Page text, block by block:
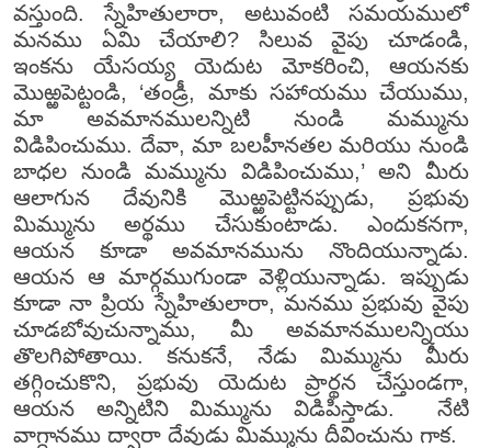
వస్తుంది. స్నేహితులారా, అటువంటి సమయములో
మనము ఏమి చేయాలి? సిలువ వైపు చూడండి,
ఇంకను యేసయ్య యెదుట మోకరించి, ఆయనకు
మొఱ్ఱపెట్టండి, ‘తండ్రీ, మాకు సహాయము చేయుము,
మా అవమానములన్నిటి నుండి మమ్మును
విడిపించుము. దేవా, మా బలహీనతల మరియు నుండి
బాధల నుండి మమ్మును విడిపించుము,’ అని మీరు
ఆలాగున దేవునికి మొఱ్ఱపెట్టినప్పుడు, ప్రభువు
మిమ్మును అర్థము చేసుకుంటాడు. ఎందుకనగా,
ఆయన కూడా అవమానమును నొందియున్నాడు.
ఆయన ఆ మార్గముగుండా వెళ్లియున్నాడు. ఇప్పుడు
కూడా నా ప్రియ స్నేహితులారా, మనము ప్రభువు వైపు
చూడబోవుచున్నాము, మీ అవమానములన్నియు
తొలగిపోతాయి. కనుకనే, నేడు మిమ్మును మీరు
తగ్గించుకొని, ప్రభువు యెదుట ప్రార్థన చేస్తుండగా,
ఆయన అన్నిటిని మిమ్మును విడిపిస్తాడు. నేటి
వాగ్దానము ద్వారా దేవుడు మిమ్మును దీవించును గాక.